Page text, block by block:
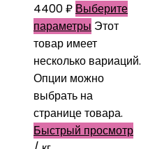
4400₽ Выберите
параметры Этот
товар имеет
несколько вариаций.
Опции можно
выбрать на
странице товара.
Быстрый просмотр